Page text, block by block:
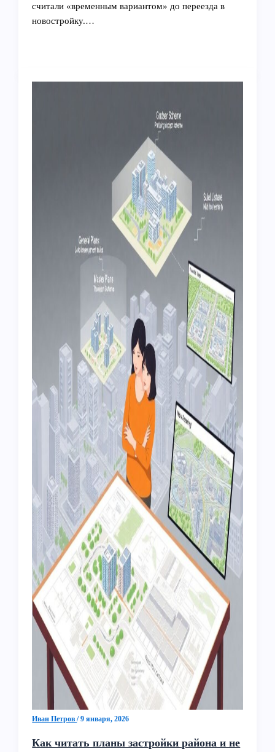
считали «временным вариантом» до переезда в
новостройку.…
Иван Петров/9 января, 2026
Как читать планы застройки района и не